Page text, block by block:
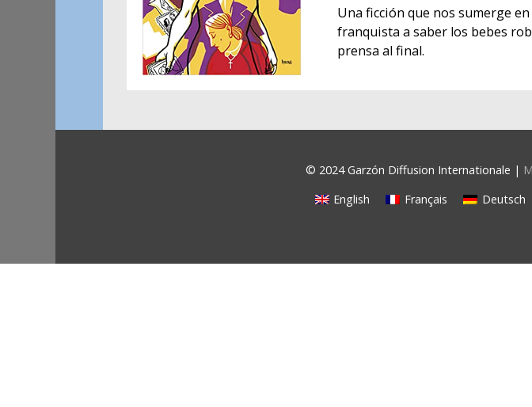
Una ficción que nos sumerge
franquista a saber los bebes
prensa al final.
© 2024 Garzón Diffusion Internationale |
English
Français Deutsch